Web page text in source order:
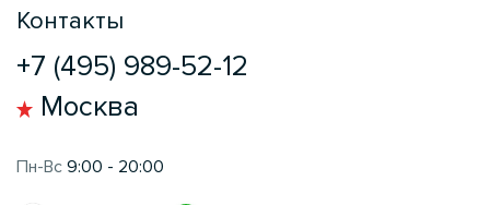
Контакты
+7 (495) 989-52-12
Москва
Пн-Вс 9:00 - 20:00